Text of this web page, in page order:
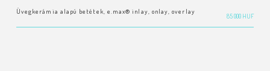
Üvegkerámia alapú betétek, e.max® inlay, onlay, overlay
85 000 HUF